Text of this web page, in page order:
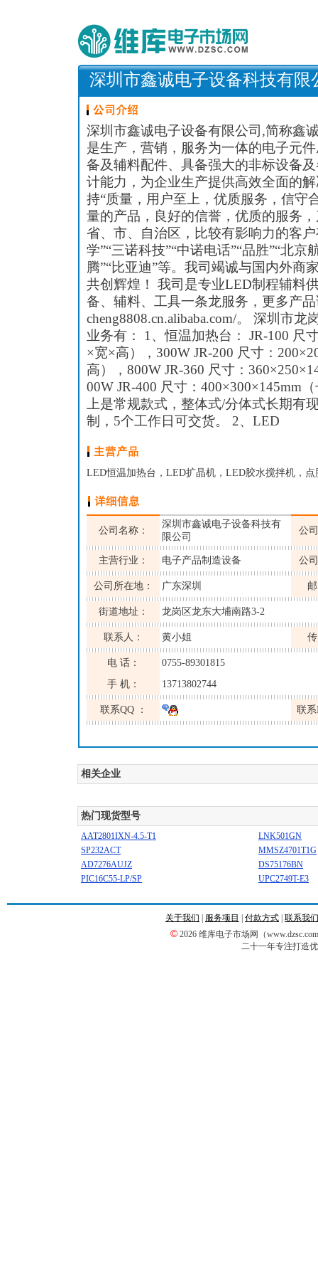
深圳市鑫诚电子设备科技有限
深圳市鑫诚电子设备有限公司,简称鑫
是生产，营销，服务为一体的电子元
备及辅料配件、具备强大的非标设备
计能力，为企业生产提供高效全面的
持“质量，用户至上，优质服务，信守
量的产品，良好的信誉，优质的服务
省、市、自治区，比较有影响力的客
学”“三诺科技”“中诺电话”“品胜”“北京
腾”“比亚迪”等。我司竭诚与国内外商
共创辉煌！ 我司是专业LED制程辅料
备、辅料、工具一条龙服务，更多产
cheng8808.cn.alibaba.com/。 深圳市
业务有： 1、恒温加热台： JR-100 尺
×宽×高），300W JR-200 尺寸：
高），800W JR-360 尺寸：
00W JR-400 尺寸：400×300×145mm
上是常规款式，整体式/分体式长期有
制，5个工作日可交货。 2、LED
LED恒温加热台，LED扩晶机，LED胶水搅拌机，
公司名称：
深圳市鑫诚电子设备科技有
限公司
公
主营行业： 电子产品制造设备 公
公司所在地： 广东深圳
街道地址： 龙岗区龙东大埔南路3-2
联系人： 黄小姐
电 话：
0755-89301815
手 机：
13713802744
联系QQ ： 联
相关企业
热门现货型号
AAT2801IXN-4.5-T1
LNK501GN
SP232ACT
MMSZ4701T1G
AD7276AUJZ
DS75176BN
PIC16C55-LP/SP
UPC2749T-E3
关于我们 服务项目 付款方式 联系我们
© 2026 维库电子市场网（
二十一年专注打造